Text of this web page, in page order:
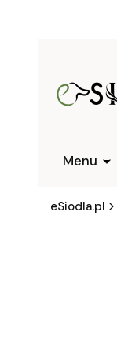
Menu
eSiodla.pl